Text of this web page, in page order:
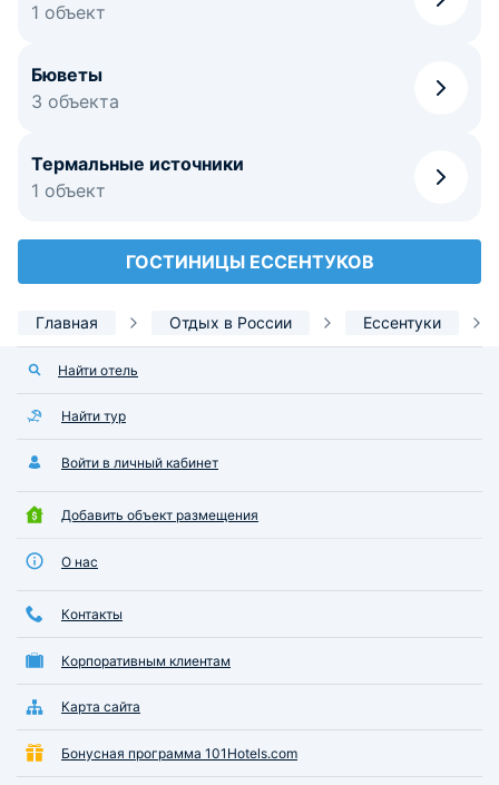
1 объект
Бюветы
3 объекта
Термальные источники
1 объект
ГОСТИНИЦЫ ЕССЕНТУКОВ
Главная Отдых в России Ессентуки
Найти отель
Найти тур
Войти в личный кабинет
Добавить объект размещения
О нас
Контакты
Корпоративным клиентам
Карта сайта
Бонусная программа 101Hotels.com